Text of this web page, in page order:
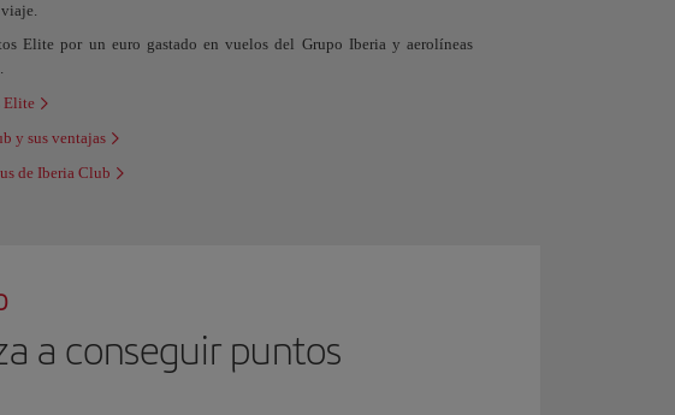
Elite por un euro gastado en vuelos del Grupo Iberia y aerolíneas
Elite
y sus ventajas
de Iberia Club
a conseguir puntos